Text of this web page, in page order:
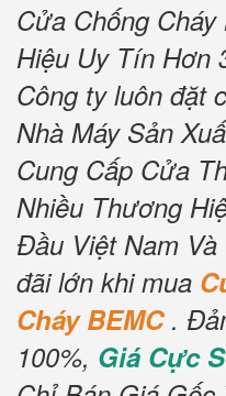
Cửa Chống
Hiệu Uy Tín Hơn
Công ty luôn đặt
Nhà Máy Sản
Cung Cấp Cửa
Nhiều Thương
Đầu Việt Nam Và
đãi lớn khi mua
Cháy BEMC .
100%, Giá Cực